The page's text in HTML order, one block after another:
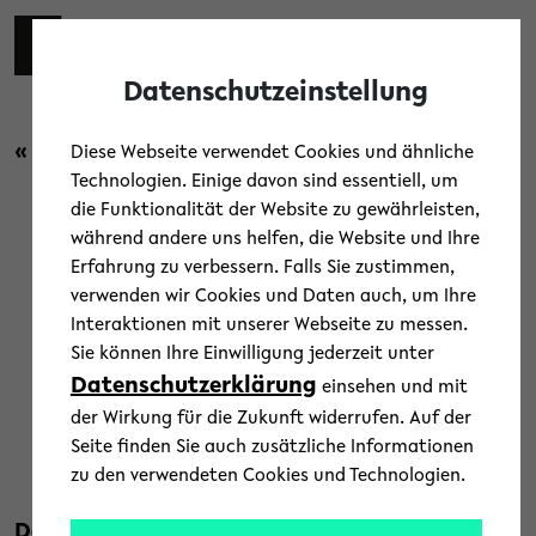
Skip to main content
« Zurück zur Übersicht
Forschung News
Sonderforschungsbereich
„Erklärbarkeit konstruieren“
verlängert
21. November 2025
Text: Universität Paderborn
Datenschutzeinstellung
Diese Webseite verwendet Cookies und ähnliche
Technologien. Einige davon sind essentiell, um
die Funktionalität der Website zu gewährleisten,
während andere uns helfen, die Website und Ihre
Erfahrung zu verbessern. Falls Sie zustimmen,
verwenden wir Cookies und Daten auch, um Ihre
Interaktionen mit unserer Webseite zu messen.
Sie können Ihre Einwilligung jederzeit unter
Datenschutzerklärung einsehen und mit
der Wirkung für die Zukunft widerrufen. Auf der
Seite finden Sie auch zusätzliche Informationen
zu den verwendeten Cookies und Technologien.